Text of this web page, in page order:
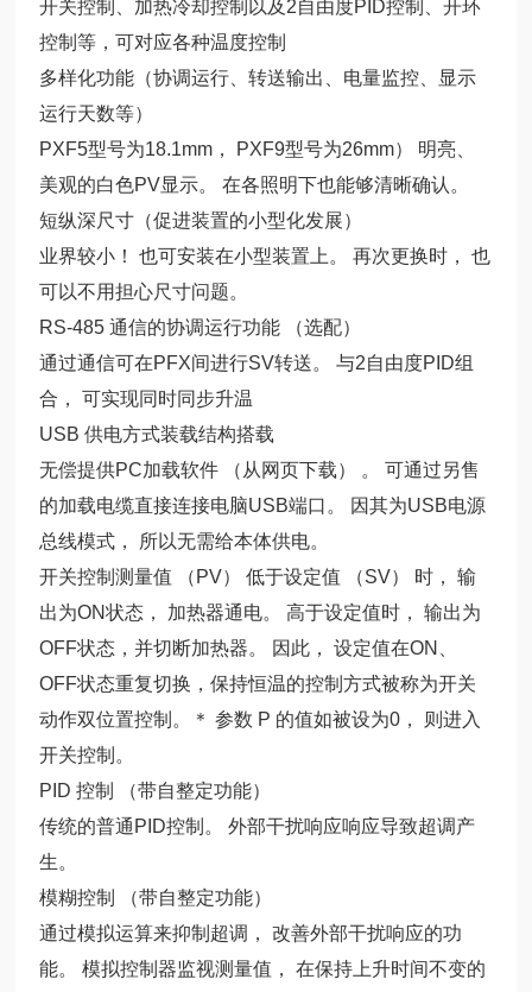
开关控制、加热冷却控制以及2自由度PID控制、开环
控制等，可对应各种温度控制
多样化功能（协调运行、转送输出、电量监控、显示
运行天数等）
PXF5型号为18.1mm， PXF9型号为26mm） 明亮、
美观的白色PV显示。 在各照明下也能够清晰确认。
短纵深尺寸（促进装置的小型化发展）
业界较小！ 也可安装在小型装置上。 再次更换时， 也
可以不用担心尺寸问题。
RS-485 通信的协调运行功能 （选配）
通过通信可在PFX间进行SV转送。 与2自由度PID组
合， 可实现同时同步升温
USB 供电方式装载结构搭载
无偿提供PC加载软件 （从网页下载） 。 可通过另售
的加载电缆直接连接电脑USB端口。 因其为USB电源
总线模式， 所以无需给本体供电。
开关控制测量值 （PV） 低于设定值 （SV） 时， 输
出为ON状态， 加热器通电。 高于设定值时， 输出为
OFF状态，并切断加热器。 因此， 设定值在ON、
OFF状态重复切换，保持恒温的控制方式被称为开关
动作双位置控制。＊ 参数 P 的值如被设为0， 则进入
开关控制。
PID 控制 （带自整定功能）
传统的普通PID控制。 外部干扰响应响应导致超调产
生。
模糊控制 （带自整定功能）
通过模拟运算来抑制超调， 改善外部干扰响应的功
能。 模拟控制器监视测量值， 在保持上升时间不变的